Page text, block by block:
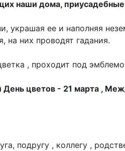
наши дома,
украшая ее и наполняя
на них проводят гадания.
, проходит под
цветов - 21 марта ,
подругу , коллегу ,